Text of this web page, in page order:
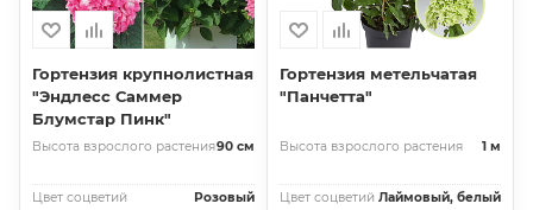
Гортензия крупнолистная
"Эндлесс Саммер
Блумстар Пинк"
Высота взрослого растения90 см
Цвет соцветий Розовый
Гортензия метельчатая
"Панчетта"
Высота взрослого растения 1 м
Цвет соцветий Лаймовый, белый